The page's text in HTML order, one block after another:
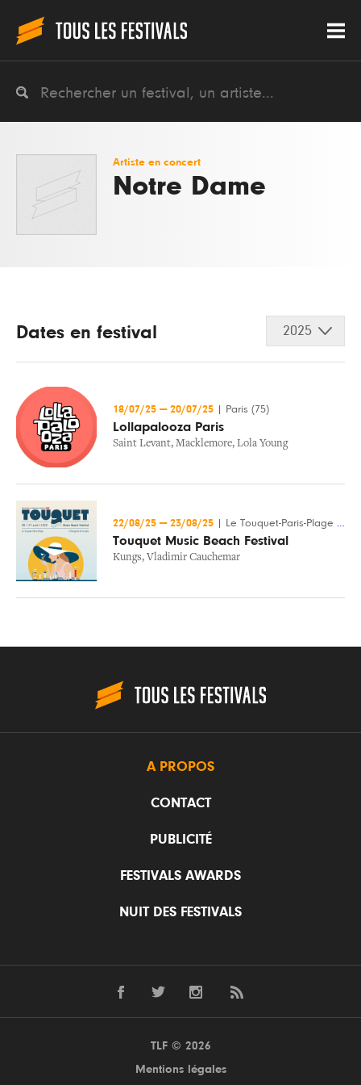
Artiste en concert
Notre Dame
Dates en festival 2025
18/07/25 — 20/07/25 Paris (75)
Lollapalooza Paris
Saint Levant, Macklemore, Lola Young
22/08/25 — 23/08/25 Le Touquet-Paris-Plage (62)
Touquet Music Beach Festival
Kungs, Vladimir Cauchemar
A PROPOS
CONTACT
PUBLICITÉ
FESTIVALS AWARDS
NUIT DES FESTIVALS
TLF © 2026
Mentions légales